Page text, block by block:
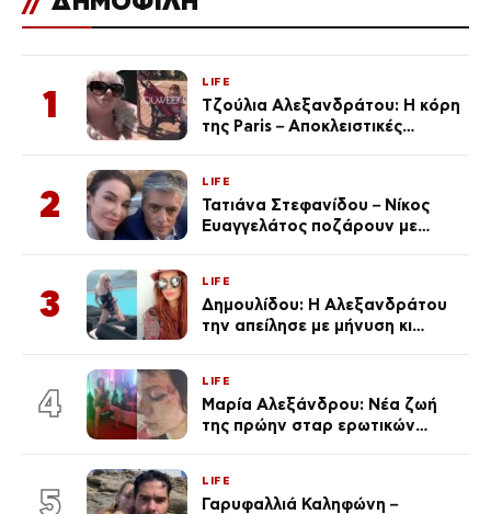
1
LIFE
Τζούλια Αλεξανδράτου: Η κόρη
της Paris – Αποκλειστικές
2
LIFE
Τατιάνα Στεφανίδου – Νίκος
Ευαγγελάτος ποζάρουν με
3
LIFE
Δημουλίδου: Η Αλεξανδράτου
την απείλησε με μήνυση κι
ποια είσαι σοκαρίστικα»
4
LIFE
Μαρία Αλεξάνδρου: Νέα ζωή
της πρώην σταρ ερωτικών
(Φωτογραφίες)
5
LIFE
Γαρυφαλλιά Καληφώνη –